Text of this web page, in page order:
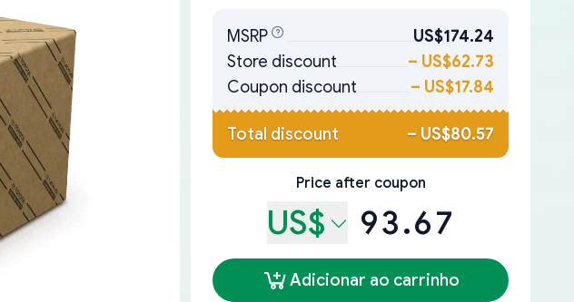
MSRP
US$174.24
Store discount
– US$62.73
Coupon discount
– US$17.84
Total discount – US$80.57
Price after coupon
US$ 93.67
Adicionar ao carrinho